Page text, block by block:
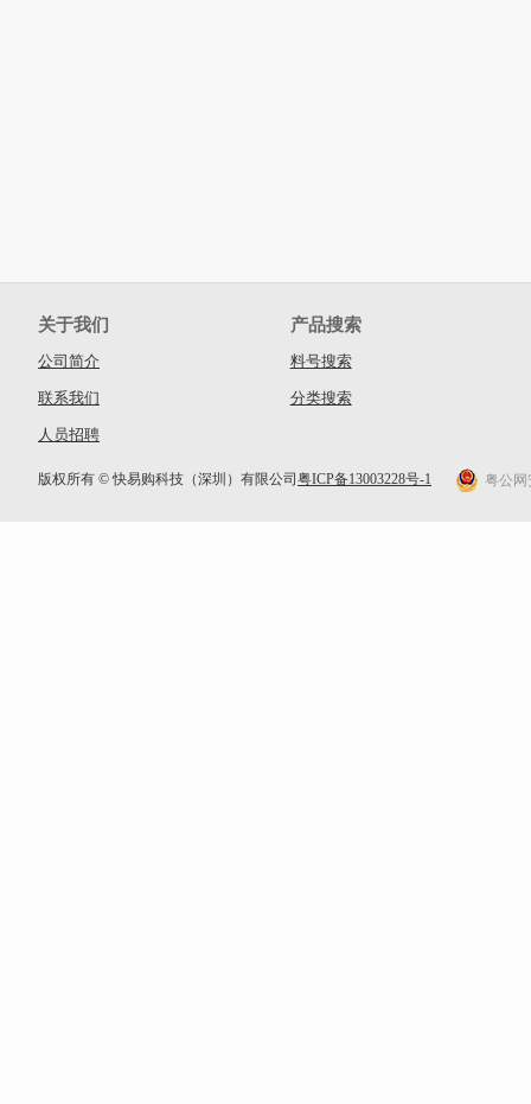
关于我们
公司简介
联系我们
人员招聘
产品搜索
料号搜索
分类搜索
版权所有 © 快易购科技（深圳）有限公司 粤ICP备13003228号-1 粤公网